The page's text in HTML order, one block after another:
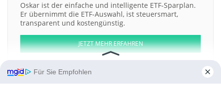
Oskar ist der einfache und intelligente ETF-Sparplan.
Er übernimmt die ETF-Auswahl, ist steuersmart,
transparent und kostengünstig.
JETZT MEHR ERFAHREN
Für Sie Empfohlen